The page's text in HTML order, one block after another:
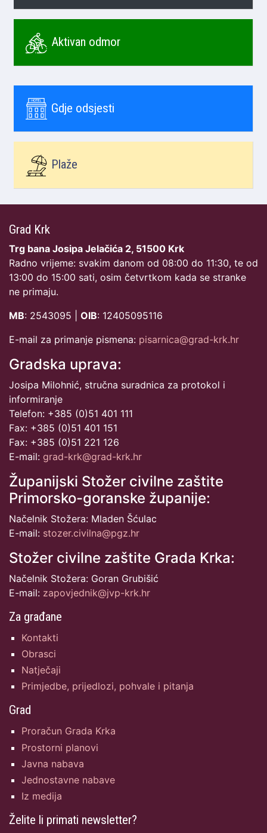
Aktivan odmor
Gdje odsjesti
Plaže
Grad Krk
Trg bana Josipa Jelačića 2, 51500 Krk
Radno vrijeme: svakim danom od 08:00 do 11:30, te od
13:00 do 15:00 sati, osim četvrtkom kada se stranke
ne primaju.
MB: 2543095 | OIB: 12405095116
E-mail za primanje pismena: pisarnica@grad-krk.hr
Gradska uprava:
Josipa Milohnić, stručna suradnica za protokol i
informiranje
Telefon: +385 (0)51 401 111
Fax: +385 (0)51 401 151
Fax: +385 (0)51 221 126
E-mail: grad-krk@grad-krk.hr
Županijski Stožer civilne zaštite
Primorsko-goranske županije:
Načelnik Stožera: Mladen Šćulac
E-mail: stozer.civilna@pgz.hr
Stožer civilne zaštite Grada Krka:
Načelnik Stožera: Goran Grubišić
E-mail: zapovjednik@jvp-krk.hr
Za građane
Kontakti
Obrasci
Natječaji
Primjedbe, prijedlozi, pohvale i pitanja
Grad
Proračun Grada Krka
Prostorni planovi
Javna nabava
Jednostavne nabave
Iz medija
Želite li primati newsletter?